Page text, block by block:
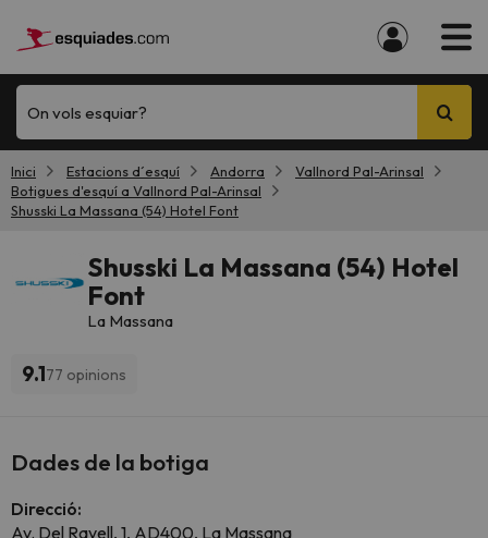
On vols esquiar?
Inici Estacions d´esquí Andorra
Vallnord Pal-Arinsal
Botigues d'esquí a Vallnord Pal-Arinsal
Shusski La Massana (54) Hotel Font
Shusski La Massana (54) Hotel
Font
La Massana
9.177 opinions
Dades de la botiga
Direcció:
Av. Del Ravell, 1, AD400, La Massana